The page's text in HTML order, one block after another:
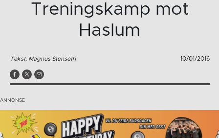
Treningskamp mot
Haslum
Tekst: Magnus Stenseth 10/01/2016